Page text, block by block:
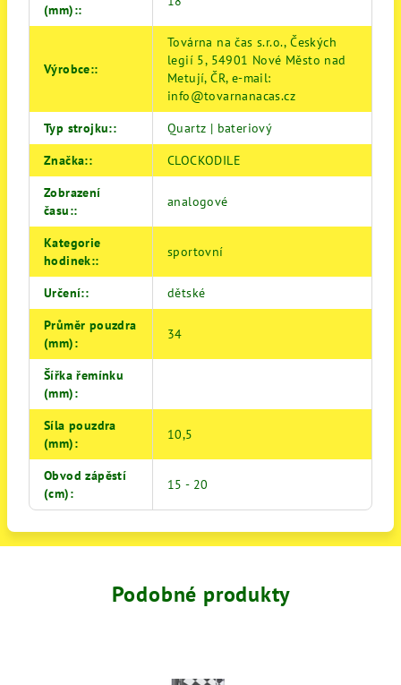
(mm)::
Výrobce::
Továrna na čas s.r.o., Českých
legií 5, 54901 Nové Město nad
Metují, ČR, e-mail:
info@tovarnanacas.cz
Typ strojku::
Quartz | bateriový
Značka::
CLOCKODILE
Zobrazení
času::
analogové
Kategorie
hodinek::
sportovní
Určení::
dětské
Průměr pouzdra
(mm):
34
Šířka řemínku
(mm):
Síla pouzdra
(mm):
10,5
Obvod zápěstí
(cm):
15 - 20
Podobné produkty